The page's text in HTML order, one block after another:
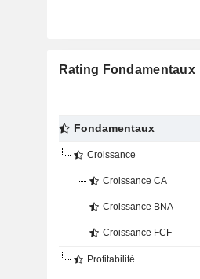
Rating Fondamentaux
Fondamentaux
Croissance
Croissance CA
Croissance BNA
Croissance FCF
Profitabilité